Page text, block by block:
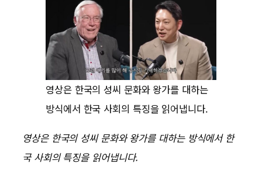
영상은 한국의 성씨 문화와 왕가를 대하는
방식에서 한국 사회의 특징을 읽어냅니다.
영상은 한국의 성씨 문화와 왕가를 대하는 방식에서 한
국 사회의 특징을 읽어냅니다.